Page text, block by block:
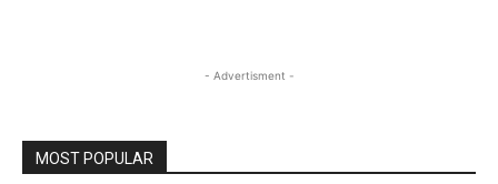
- Advertisment -
MOST POPULAR